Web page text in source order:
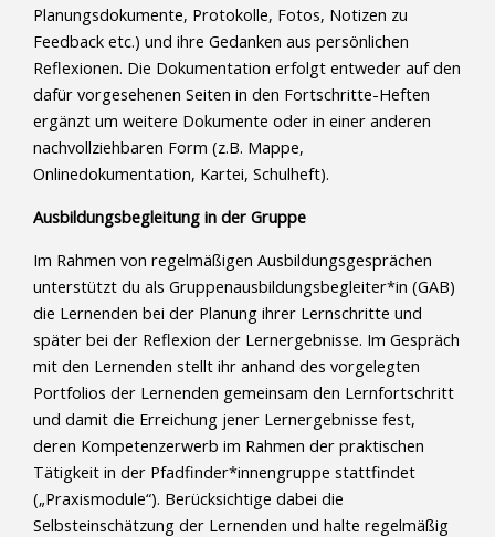
Planungsdokumente, Protokolle, Fotos, Notizen zu
Feedback etc.) und ihre Gedanken aus persönlichen
Reflexionen. Die Dokumentation erfolgt entweder auf den
dafür vorgesehenen Seiten in den Fortschritte-Heften
ergänzt um weitere Dokumente oder in einer anderen
nachvollziehbaren Form (z.B. Mappe,
Onlinedokumentation, Kartei, Schulheft).
Ausbildungsbegleitung in der Gruppe
Im Rahmen von regelmäßigen Ausbildungsgesprächen
unterstützt du als Gruppenausbildungsbegleiter*in (GAB)
die Lernenden bei der Planung ihrer Lernschritte und
später bei der Reflexion der Lernergebnisse. Im Gespräch
mit den Lernenden stellt ihr anhand des vorgelegten
Portfolios der Lernenden gemeinsam den Lernfortschritt
und damit die Erreichung jener Lernergebnisse fest,
deren Kompetenzerwerb im Rahmen der praktischen
Tätigkeit in der Pfadfinder*innengruppe stattfindet
(„Praxismodule“). Berücksichtige dabei die
Selbsteinschätzung der Lernenden und halte regelmäßig